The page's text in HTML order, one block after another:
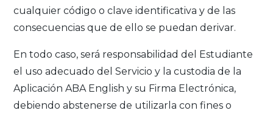
cualquier código o clave identificativa y de las
consecuencias que de ello se puedan derivar.
En todo caso, será responsabilidad del Estudiante
el uso adecuado del Servicio y la custodia de la
Aplicación ABA English y su Firma Electrónica,
debiendo abstenerse de utilizarla con fines o